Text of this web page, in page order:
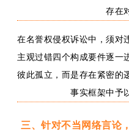
存在
在名誉权侵权诉讼中，须对
主观过错四个构成要件逐一
彼此孤立，而是存在紧密的
事实框架中予
三、针对不当网络言论，